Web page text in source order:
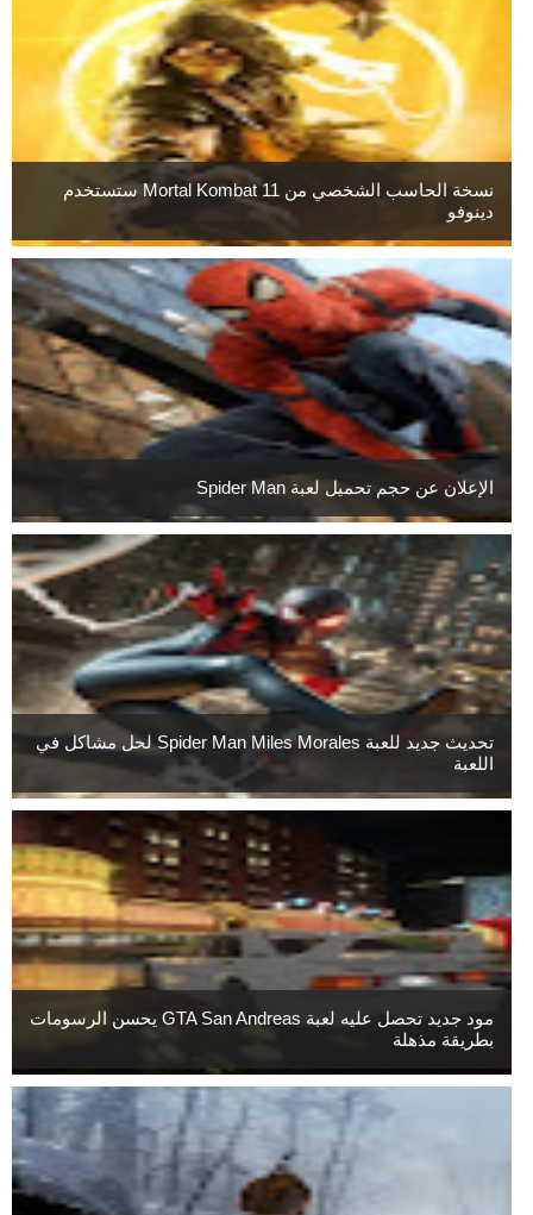
نسخة الحاسب الشخصي من Mortal Kombat 11 ستستخدم
دينوفو
الإعلان عن حجم تحميل لعبة Spider Man
تحديث جديد للعبة Spider Man Miles Morales لحل مشاكل في
اللعبة
مود جديد تحصل عليه لعبة GTA San Andreas يحسن الرسومات
بطريقة مذهلة